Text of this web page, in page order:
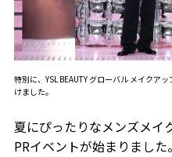
特別に、YSL BEAUTY グローバル メイクア
けました。
夏にぴったりなメンズメイ
PRイベントが始まりました。